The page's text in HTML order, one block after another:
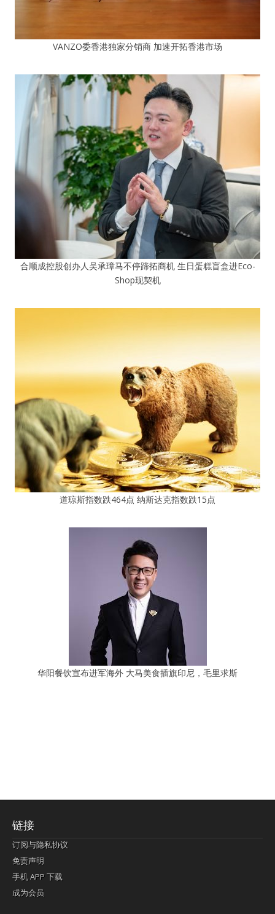
VANZO委香港独家分销商 加速开拓香港市场
合顺成控股创办人吴承璋马不停蹄拓商机 生日蛋糕盲盒进Eco-
Shop现契机
道琼斯指数跌464点 纳斯达克指数跌15点
华阳餐饮宣布进军海外 大马美食插旗印尼，毛里求斯
链接
订阅与隐私协议
免责声明
手机 APP 下载
成为会员